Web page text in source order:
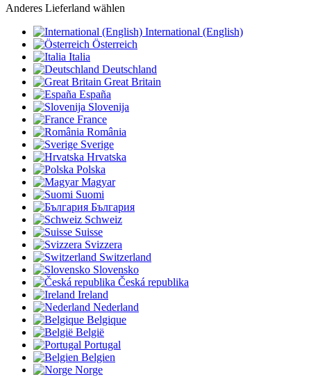
Anderes Lieferland wählen
International (English)
Österreich
Italia
Deutschland
Great Britain
España
Slovenija
France
România
Sverige
Hrvatska
Polska
Magyar
Suomi
България
Schweiz
Suisse
Svizzera
Switzerland
Slovensko
Česká republika
Ireland
Nederland
Belgique
België
Portugal
Belgien
Norge